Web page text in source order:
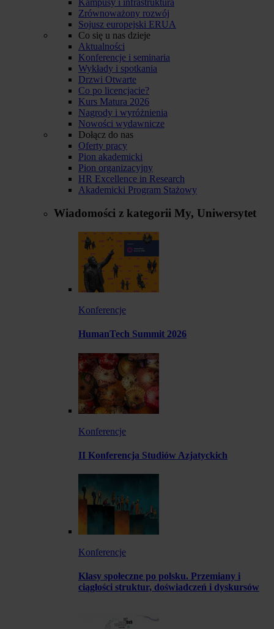
Zrównoważony rozwój
Sojusz europejski ERUA
Co się u nas dzieje
Aktualności
Konferencje i seminaria
Wykłady i spotkania
Drzwi Otwarte
Co po licencjacie?
Kurs Matura 2026
Nagrody i wyróżnienia
Nowości wydawnicze
Dołącz do nas
Oferty pracy
Pion akademicki
Pion organizacyjny
HR Excellence in Research
Akademicki Program Stażowy
Wiadomości z kategorii My, Uniwersytet
Konferencje
HumanTech Summit 2026
Konferencje
II Konferencja Studiów Azjatyckich
Konferencje
Klasy społeczne po polsku. Przemiany i
ciągłości struktur, doświadczeń i dyskursów